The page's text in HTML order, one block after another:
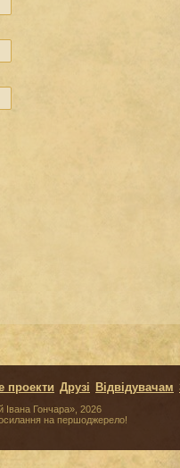
Івана Гончара», 2026
на першоджерело!
проекти Друзі Відвідувачам